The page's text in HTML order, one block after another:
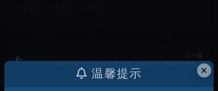
上一篇
1000 张女性休闲动态姿势参考照片 1000+ Funny
Female Casual Poses×
温馨提示